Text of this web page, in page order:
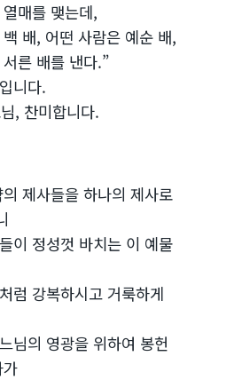
매를 맺는데,
배, 어떤 사람은 예순 배,
른 배를 낸다.”
니다.
, 찬미합니다.
제사들을 하나의 제사로
이 정성껏 바치는 이 예물
럼 강복하시고 거룩하게
님의 영광을 위하여 봉헌